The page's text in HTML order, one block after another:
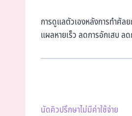
การดูแลตัวเองหลังการทำศัล
แผลหายเร็ว ลดการอักเสบ ล
นัดคิวปรึกษาไม่มีค่าใช้จ่าย